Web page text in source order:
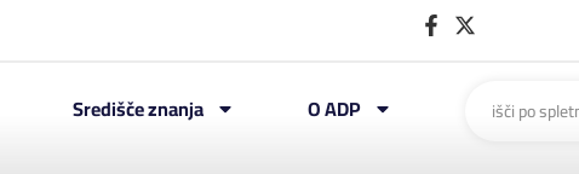
Središče znanja O ADP